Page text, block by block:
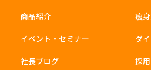
商品紹介
痩
イベント・セミナー
ダ
社長ブログ
採